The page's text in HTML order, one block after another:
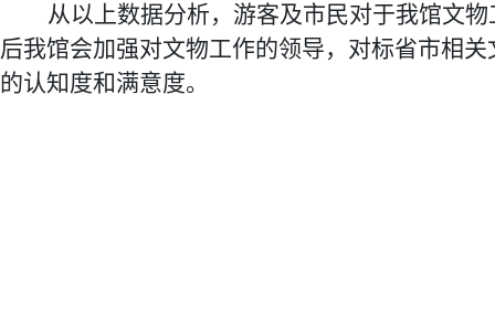
从以上数据分析， 游客及市民对于我馆文物
后我馆会加强对文物工作的领导，对标省市相
的认知度和满意度。